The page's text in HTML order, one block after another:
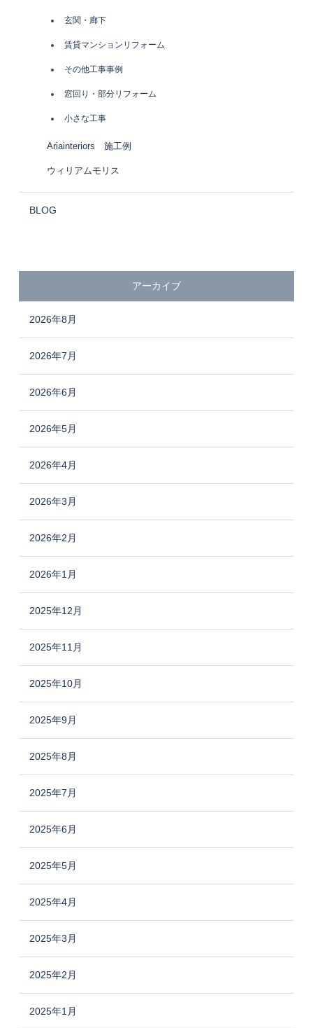
玄関・廊下
賃貸マンションリフォーム
その他工事事例
窓回り・部分リフォーム
小さな工事
Ariainteriors 施工例
ウィリアムモリス
BLOG
アーカイブ
2026年8月
2026年7月
2026年6月
2026年5月
2026年4月
2026年3月
2026年2月
2026年1月
2025年12月
2025年11月
2025年10月
2025年9月
2025年8月
2025年7月
2025年6月
2025年5月
2025年4月
2025年3月
2025年2月
2025年1月